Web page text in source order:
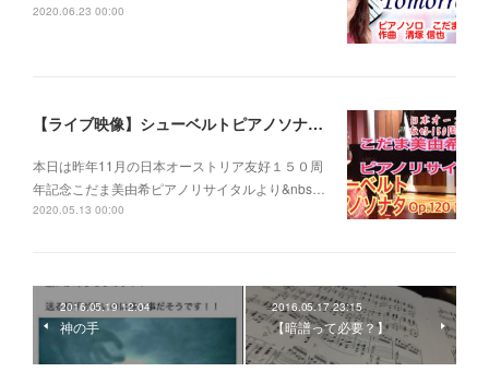
2020.06.23 00:00
【ライブ映像】シューベルトピアノソナタOp.120 第１楽章 こだま美由希ピアノリサイタルより
本日は昨年11月の日本オーストリア友好１５０周
年記念こだま美由希ピアノリサイタルより&nbs…
2020.05.13 00:00
2016.05.19 12:04
神の手
2016.05.17 23:15
【暗譜って必要？】